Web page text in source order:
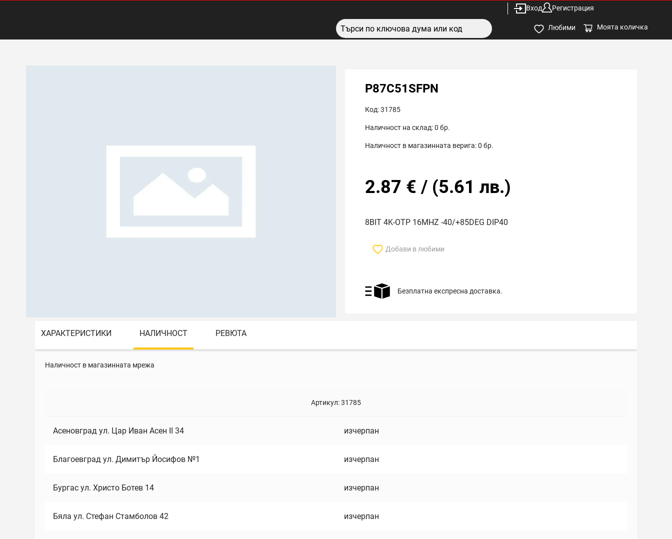
Вход Регистрация
Любими Моята количка
P87C51SFPN
Код:31785
Наличност на склад:0 бр.
Наличност в магазинната верига:0 бр.
2.87 € / (5.61 лв.)
8BIT 4K-OTP 16MHZ -40/+85DEG DIP40
Добави в любими
Безплатна експресна доставка.
ХАРАКТЕРИСТИКИ НАЛИЧНОСТ РЕВЮТА
Наличност в магазинната мрежа
Артикул:31785
Асеновград ул. Цар Иван Асен II 34 изчерпан
Благоевград ул. Димитър Йосифов №1 изчерпан
Бургас ул. Христо Ботев 14 изчерпан
Бяла ул. Стефан Стамболов 42 изчерпан